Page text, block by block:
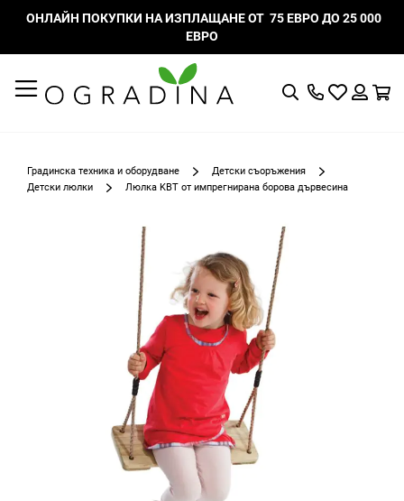
ОНЛАЙН ПОКУПКИ НА ИЗПЛАЩАНЕ ОТ 75 ЕВРО ДО 25 000
ЕВРО
ТърсенеМоят
Градинска техника и оборудване
Детски съоръжения
Детски люлки
Люлка KBT от импрегнирана борова дървесина